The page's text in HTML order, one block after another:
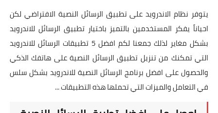
يتوفر نظام الاندرويد على تطبيق الرسائل النصية الافتراضي لكن
احياناً يفكر المستخدمين بالتميز باختيار تطبيق الرسائل للاندرويد
بشكل مغاير لذلك جمعنا لكم افضل 5 تطبيقات الرسائل للاندرويد
التي تمكنك من تنزيل تطبيق الرسائل النصية على هاتفك الذكي
والحصول على افضل برنامج الرسائل النصية للاندرويد بشكل سلس
في التعامل والميزات التي تحملها هذه التطبيقات ...